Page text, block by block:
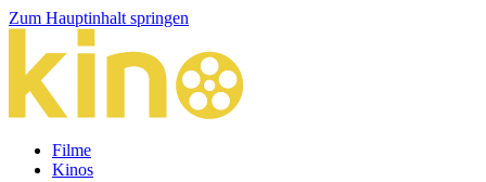
Zum Hauptinhalt springen
Filme
Kinos